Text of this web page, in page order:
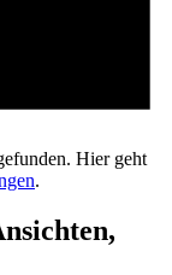
Hier geht
.